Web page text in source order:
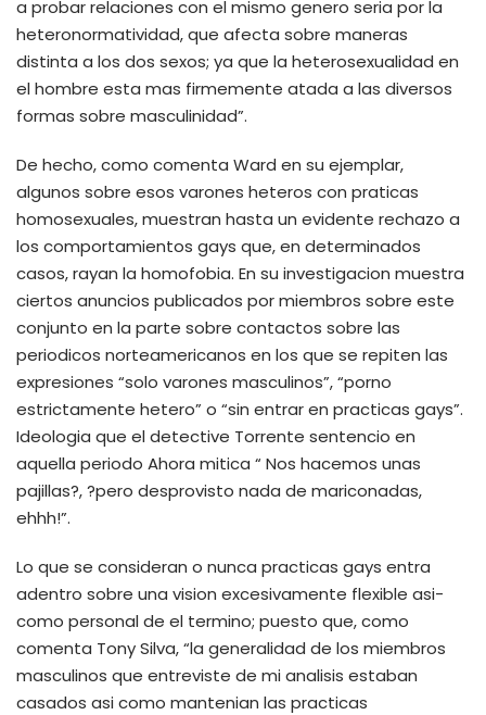
a probar relaciones con el mismo genero seri­a por la
heteronormatividad, que afecta sobre maneras
distinta a los dos sexos; ya que la heterosexualidad en
el hombre esta mas firmemente atada a las diversos
formas sobre masculinidad”.
De hecho, como comenta Ward en su ejemplar,
algunos sobre esos varones heteros con praticas
homosexuales, muestran hasta un evidente rechazo a
los comportamientos gays que, en determinados
casos, rayan la homofobia. En su investigacion muestra
ciertos anuncios publicados por miembros sobre este
conjunto en la parte sobre contactos sobre las
periodicos norteamericanos en los que se repiten las
expresiones “solo varones masculinos”, “porno
estrictamente hetero” o “sin entrar en practicas gays”.
Ideologia que el detective Torrente sentencio en
aquella periodo Ahora mitica “ Nos hacemos unas
pajillas?, ?pero desprovisto nada de mariconadas,
ehhh!”.
Lo que se consideran o nunca practicas gays entra
adentro sobre una vision excesivamente flexible asi­
como personal de el termino; puesto que, como
comenta Tony Silva, “la generalidad de los miembros
masculinos que entreviste de mi analisis estaban
casados asi­ como mantenian las practicas